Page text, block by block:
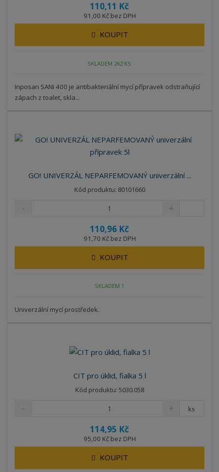
110,11 Kč
91,00 Kč bez DPH
KOUPIT
SKLADEM 262 KS
Inposan SANI 400 je antibakteriální mycí přípravek odstraňující
zápach z toalet, skla...
GO! UNIVERZÁL NEPARFEMOVANÝ univerzální ...
Kód produktu: 80101660
110,96 Kč
91,70 Kč bez DPH
KOUPIT
SKLADEM 1
Univerzální mycí prostředek.
CIT pro úklid, fialka 5 l
Kód produktu: 5030.058
114,95 Kč
95,00 Kč bez DPH
ks
KOUPIT